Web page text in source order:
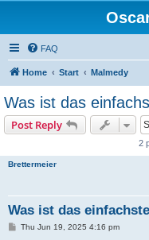
FAQ
Home Start Malmedy
Was ist das
Post Reply
2
Brettermeier
Was ist das
PThu Jun 19, 2025 4:16 pm